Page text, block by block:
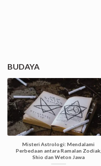
BUDAYA
Misteri Astrologi: Mendalami
Perbedaan antara Ramalan Zodiak,
Shio dan Weton Jawa